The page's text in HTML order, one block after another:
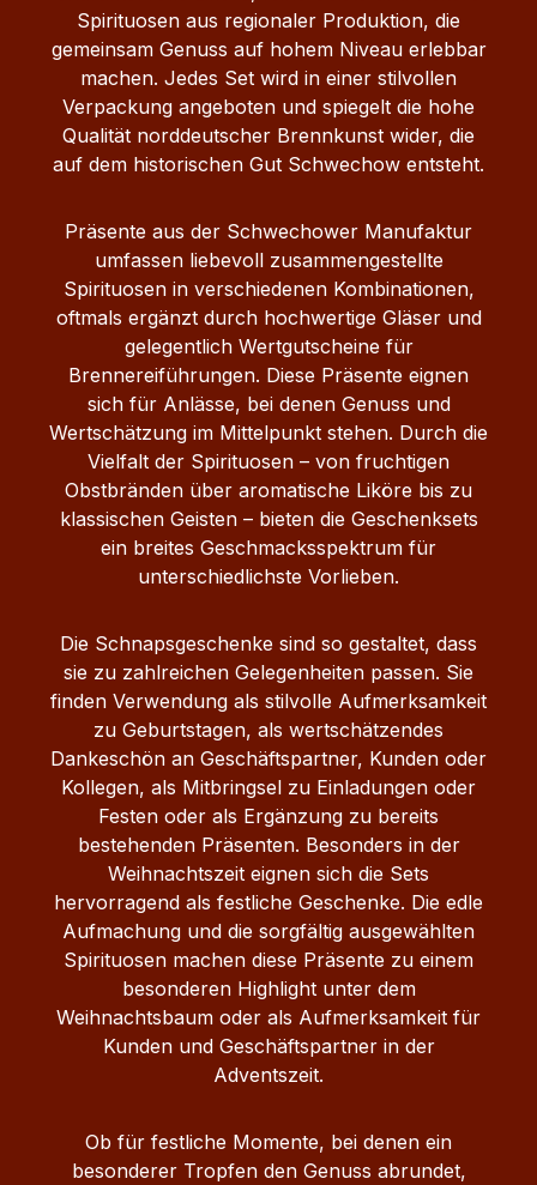
Geschenkset Herkunft:
Mecklenburg‑Vorpommern, Deutschland Ob als
stilvolles Mitbringsel, Geschenk zu besonderen
Anlässen oder als Genuss‑Set für gemeinsame
Momente – dieses Präsent vereint Tradition,
Geschmack und liebevolle Details.
Spirituosen aus regionaler Produktion, die
gemeinsam Genuss auf hohem Niveau erlebbar
machen. Jedes Set wird in einer stilvollen
Verpackung angeboten und spiegelt die hohe
Qualität norddeutscher Brennkunst wider, die
auf dem historischen Gut Schwechow entsteht.
Präsente aus der Schwechower Manufaktur
umfassen liebevoll zusammengestellte
Spirituosen in verschiedenen Kombinationen,
oftmals ergänzt durch hochwertige Gläser und
gelegentlich Wertgutscheine für
Brennereiführungen. Diese Präsente eignen
sich für Anlässe, bei denen Genuss und
Wertschätzung im Mittelpunkt stehen. Durch die
Vielfalt der Spirituosen – von fruchtigen
Obstbränden über aromatische Liköre bis zu
klassischen Geisten – bieten die Geschenksets
ein breites Geschmacksspektrum für
unterschiedlichste Vorlieben.
Die Schnapsgeschenke sind so gestaltet, dass
sie zu zahlreichen Gelegenheiten passen. Sie
finden Verwendung als stilvolle Aufmerksamkeit
zu Geburtstagen, als wertschätzendes
Dankeschön an Geschäftspartner, Kunden oder
Kollegen, als Mitbringsel zu Einladungen oder
Festen oder als Ergänzung zu bereits
bestehenden Präsenten. Besonders in der
Weihnachtszeit eignen sich die Sets
hervorragend als festliche Geschenke. Die edle
Aufmachung und die sorgfältig ausgewählten
Spirituosen machen diese Präsente zu einem
besonderen Highlight unter dem
Weihnachtsbaum oder als Aufmerksamkeit für
Kunden und Geschäftspartner in der
Adventszeit.
Ob für festliche Momente, bei denen ein
besonderer Tropfen den Genuss abrundet,